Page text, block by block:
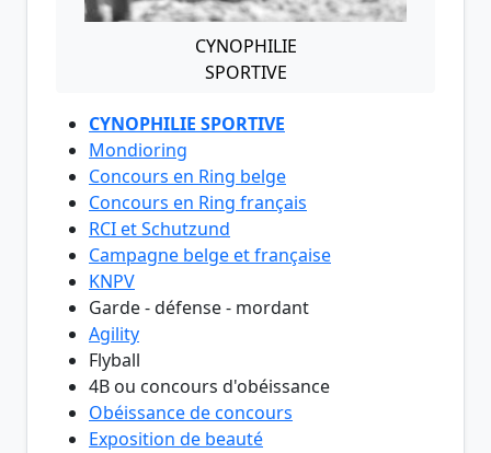
CYNOPHILIE
SPORTIVE
CYNOPHILIE SPORTIVE
Mondioring
Concours en Ring belge
Concours en Ring français
RCI et Schutzund
Campagne belge et française
KNPV
Garde - défense - mordant
Agility
Flyball
4B ou concours d'obéissance
Obéissance de concours
Exposition de beauté